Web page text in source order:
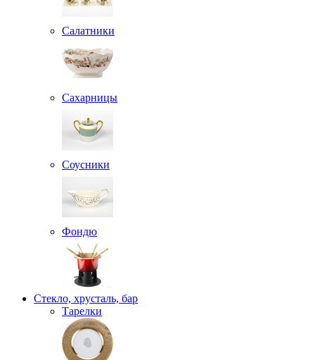
Салатники
Сахарницы
Соусники
Фондю
Стекло, хрусталь, бар
Тарелки